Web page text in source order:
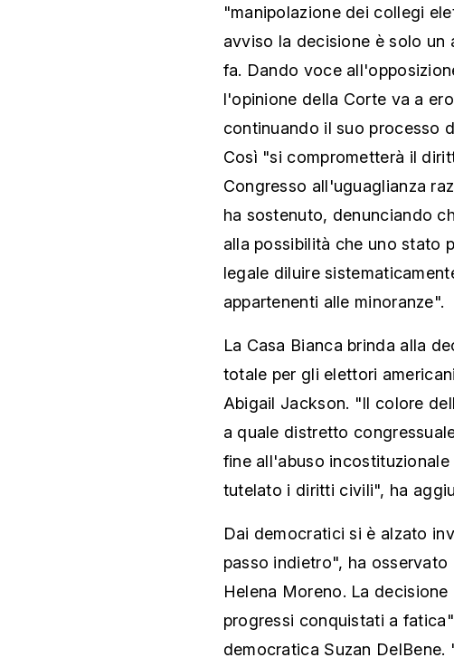
"manipolazione dei collegi
avviso la decisione è solo un
fa. Dando voce
l'opinione della Corte va a
continuando il suo processo
Così "si comprometterà il
Congresso all'uguaglianza
ha sostenuto, denunciando
alla possibilità che uno stato
legale diluire
appartenenti alle minoranze".
La Casa Bianca brinda alla
totale per gli elettori
Abigail Jackson. "Il colore
a quale distretto
fine all'abuso
tutelato i diritti civili", ha
Dai democratici si è alzato
passo indietro", ha
Helena Moreno. La
progressi conquistati a
democratica Suzan